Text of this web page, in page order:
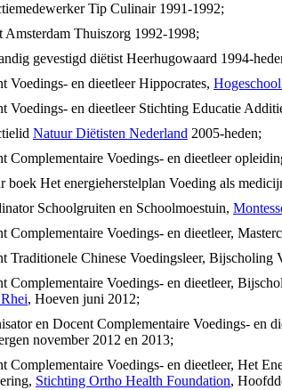
Tip Culinair 1991-1992;
Amsterdam Thuiszorg 1992-1998;
gevestigd diëtist Heerhugowaard 1994-
Voedings- en dieetleer Hippocrates,
Voedings- en dieetleer Stichting Educatie
Natuur Diëtisten Nederland 2005-heden;
Complementaire Voedings- en dieetleer
boek Het energieherstelplan Voeding als
Schoolgruiten en Schoolmoestuin,
Complementaire Voedings- en dieetleer,
Traditionele Chinese Voedingsleer, Bijscholing
Complementaire Voedings- en dieetleer,
, Hoeven juni 2012;
en Docent Complementaire Voedings- en
november 2012 en 2013;
Complementaire Voedings- en dieetleer, Het
Stichting Ortho Health Foundation,